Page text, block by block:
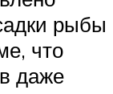
рыбы
что
даже